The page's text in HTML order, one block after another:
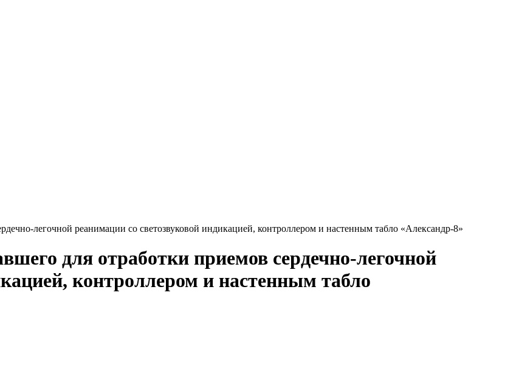
легочной реанимации со светозвуковой индикацией, контроллером и настенным табло «Александр-8»
для отработки приемов сердечно-легочной
контроллером и настенным табло